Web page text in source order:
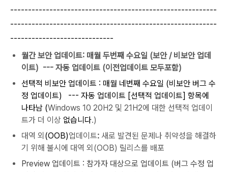
----------------------------------------------------------
----------------------------------------------------------
-----------------------------
월간 보안 업데이트: 매월 두번째 수요일 (보안 / 비보안 업데
이트) --- 자동 업데이트 (이전업데이트 모두포함)
선택적 비보안 업데이트 : 매월 네번째 수요일 (비보안 버그 수
정 업데이트) --- 자동 업데이트 [선택적 업데이트] 항목에
나타남 (Windows 10 20H2 및 21H2에 대한 선택적 업데이
트가 더 이상 없습니다.)
대역 외 (OOB)업데이트: 새로 발견된 문제나 취약성을 해결하
기 위해 불시에 대역 외(OOB) 릴리스를 배포
Preview 업데이트 : 참가자 대상으로 업데이트 (버그 수정 업